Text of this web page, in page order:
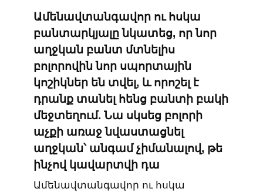
Ամենավտանգավոր ու հսկա
բանտարկյալը նկատեց, որ նոր
աղջկան բանտ մտնելիս
բոլորովին նոր սպորտային
կոշիկներ են տվել, և որոշել է
դրանք տանել հենց բանտի բակի
մեջտեղում. Նա սկսեց բոլորի
աչքի առաջ նվաստացնել
աղջկան՝ անգամ չիմանալով, թե
ինչով կավարտվի դա
Ամենավտանգավոր ու հսկա